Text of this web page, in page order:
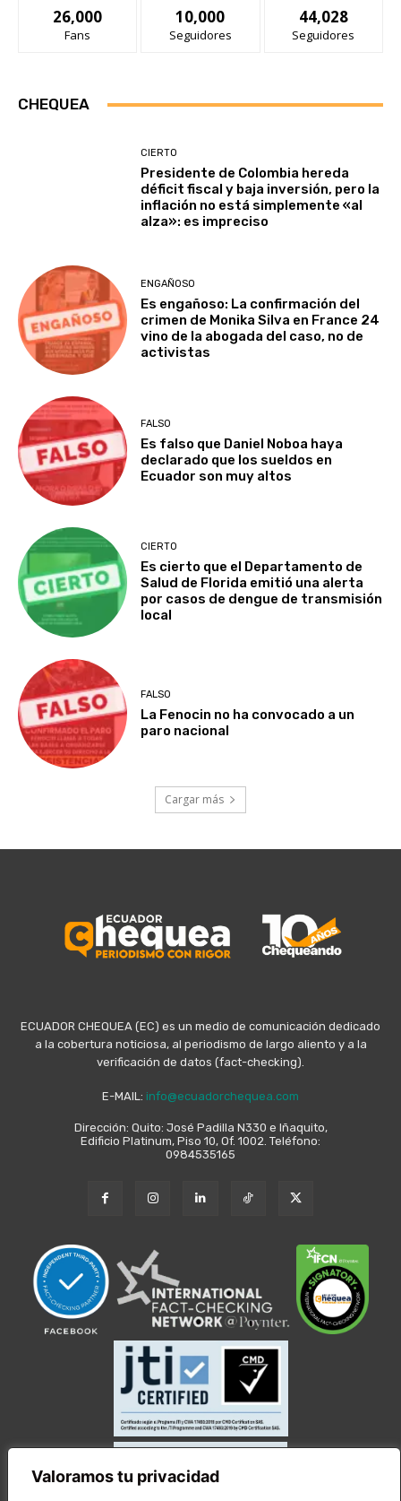
Valoramos tu privacidad
26,000
Fans
10,000
Seguidores
44,028
Seguidores
CHEQUEA
CIERTO
Presidente de Colombia hereda
déficit fiscal y baja inversión, pero la
inflación no está simplemente «al
alza»: es impreciso
ENGAÑOSO
Es engañoso: La confirmación del
crimen de Monika Silva en France 24
vino de la abogada del caso, no de
activistas
FALSO
Es falso que Daniel Noboa haya
declarado que los sueldos en
Ecuador son muy altos
CIERTO
Es cierto que el Departamento de
Salud de Florida emitió una alerta
por casos de dengue de transmisión
local
FALSO
La Fenocin no ha convocado a un
paro nacional
Cargar más
ECUADOR CHEQUEA (EC) es un medio de comunicación dedicado
a la cobertura noticiosa, al periodismo de largo aliento y a la
verificación de datos (fact-checking).
E-MAIL: info@ecuadorchequea.com
Dirección: Quito: José Padilla N330 e Iñaquito,
Edificio Platinum, Piso 10, Of. 1002. Teléfono:
0984535165